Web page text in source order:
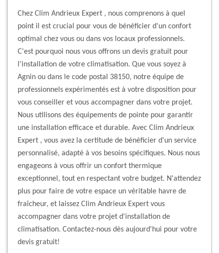
Chez Clim Andrieux Expert , nous comprenons à quel
point il est crucial pour vous de bénéficier d'un confort
optimal chez vous ou dans vos locaux professionnels.
C'est pourquoi nous vous offrons un devis gratuit pour
l'installation de votre climatisation. Que vous soyez à
Agnin ou dans le code postal 38150, notre équipe de
professionnels expérimentés est à votre disposition pour
vous conseiller et vous accompagner dans votre projet.
Nous utilisons des équipements de pointe pour garantir
une installation efficace et durable. Avec Clim Andrieux
Expert , vous avez la certitude de bénéficier d'un service
personnalisé, adapté à vos besoins spécifiques. Nous nous
engageons à vous offrir un confort thermique
exceptionnel, tout en respectant votre budget. N'attendez
plus pour faire de votre espace un véritable havre de
fraîcheur, et laissez Clim Andrieux Expert vous
accompagner dans votre projet d'installation de
climatisation. Contactez-nous dès aujourd'hui pour votre
devis gratuit!